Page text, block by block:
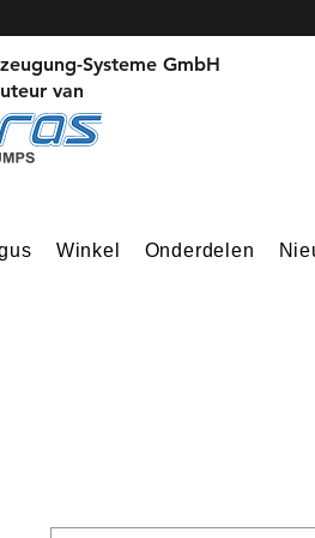
Systeme GmbH
van
Winkel Onderdelen